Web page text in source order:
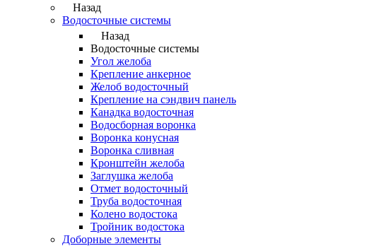
Назад
Водосточные системы
Назад
Водосточные системы
Угол желоба
Крепление анкерное
Желоб водосточный
Крепление на сэндвич панель
Канадка водосточная
Водосборная воронка
Воронка конусная
Воронка сливная
Кронштейн желоба
Заглушка желоба
Отмет водосточный
Труба водосточная
Колено водостока
Тройник водостока
Доборные элементы